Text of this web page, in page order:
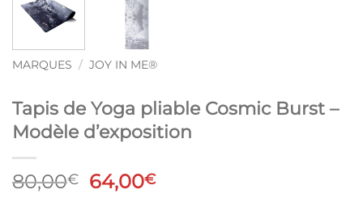
MARQUES / JOY IN ME®
Tapis de Yoga pliable Cosmic Burst –
Modèle d’exposition
80,00€
Le
64,00€Le